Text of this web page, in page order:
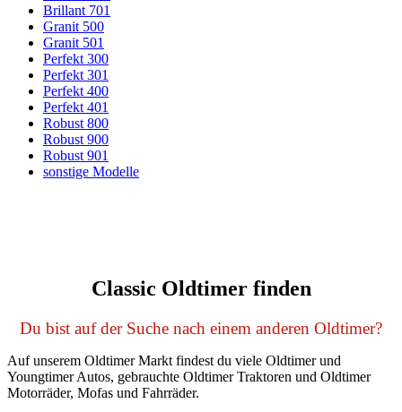
Brillant 701
Granit 500
Granit 501
Perfekt 300
Perfekt 301
Perfekt 400
Perfekt 401
Robust 800
Robust 900
Robust 901
sonstige Modelle
Classic Oldtimer finden
Du bist auf der Suche nach einem anderen Oldtimer?
Auf unserem Oldtimer Markt findest du viele Oldtimer und
Youngtimer Autos, gebrauchte Oldtimer Traktoren und Oldtimer
Motorräder, Mofas und Fahrräder.